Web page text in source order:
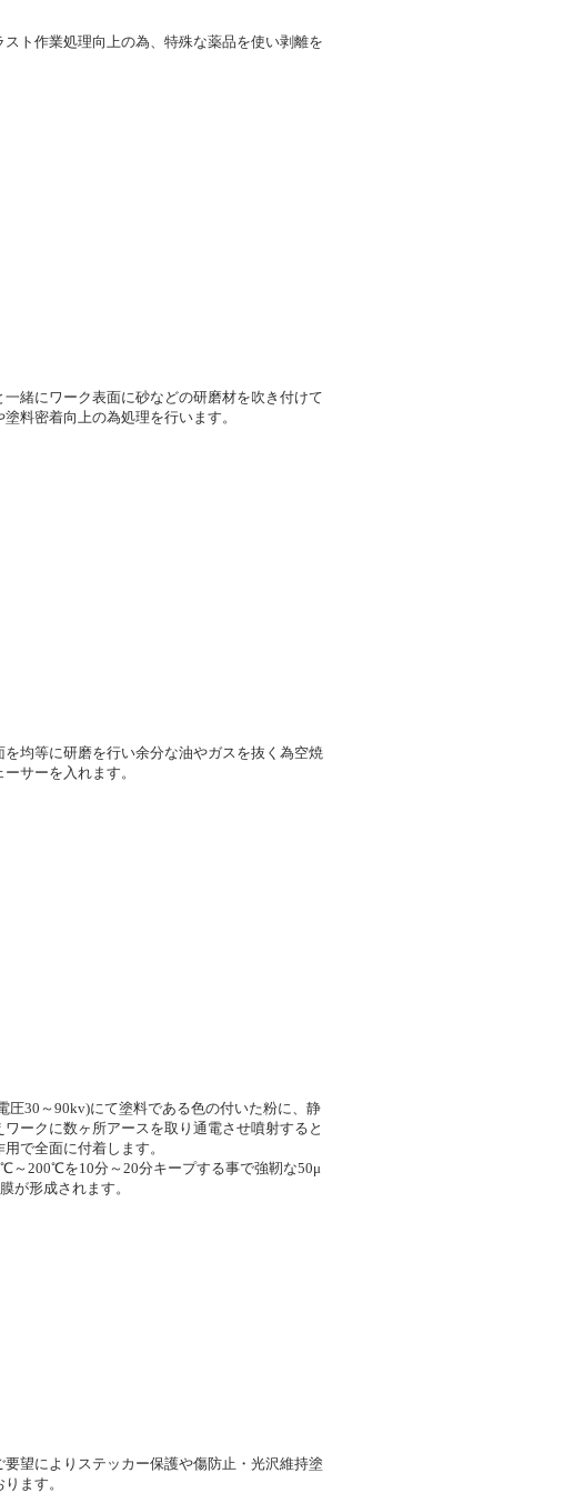
スト作業処理向上の為、特殊な薬品を使い剥離を
一緒にワーク表面に砂などの研磨材を吹き付けて
料密着向上の為処理を行います。
を均等に研磨を行い余分な油やガスを抜く為空焼
サーを入れます。
圧30～90kv)にて塗料である色の付いた粉に、静
ワークに数ヶ所アースを取り通電させ噴射すると
で全面に付着します。
～200℃を10分～20分キープする事で強靭な50μ
が形成されます。
要望によりステッカー保護や傷防止・光沢維持塗
ます。